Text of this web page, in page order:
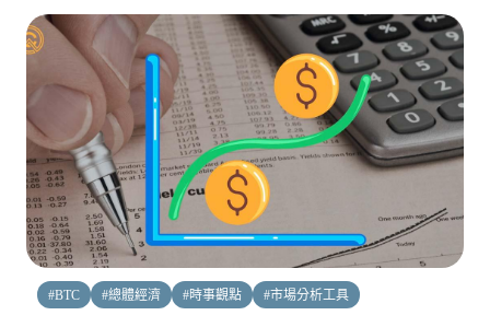
#BTC #總體經濟 #時事觀點 #市場分析工具